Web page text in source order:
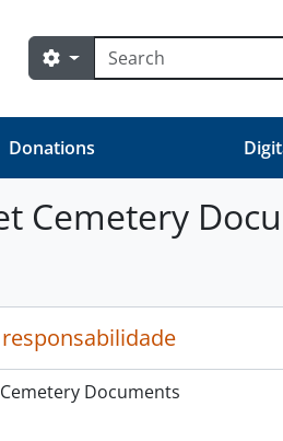
Pesquisar
Opções de busca
Donations
Cemetery
Documents